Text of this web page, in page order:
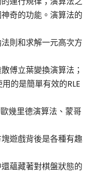
奇的功能。演算法的
則和求解一元高次方
傅立葉變換演算法；
的是簡單有效的RLE
幾里德演算法、蒙哥
遊戲背後是各種有趣
蘊藏著對棋盤狀態的